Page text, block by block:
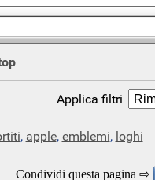
Applica filtri
, apple, emblemi, loghi